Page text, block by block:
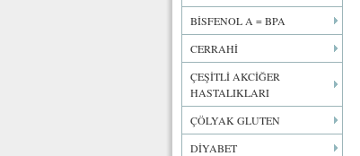
BİSFENOL A = BPA
CERRAHİ
ÇEŞİTLİ AKCİĞER
HASTALIKLARI
ÇÖLYAK GLUTEN
DİYABET